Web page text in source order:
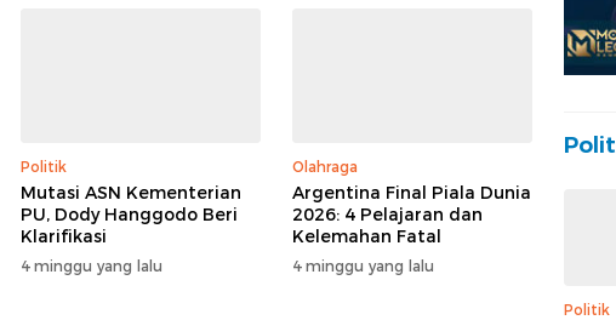
Politik
Mutasi ASN Kementerian
PU, Dody Hanggodo Beri
Klarifikasi
4 minggu yang lalu
Olahraga
Argentina Final Piala Dunia
2026: 4 Pelajaran dan
Kelemahan Fatal
4 minggu yang lalu
Politik